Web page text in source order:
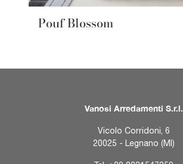
Pouf Blossom
Vanosi Arredamenti S.r.l.
Vicolo Corridoni, 6
20025 - Legnano (MI)